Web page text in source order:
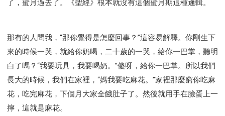
了，蜜月過去了。《聖經》根本就沒有這個蜜月期這種邏輯。
那有的人問我，“那你覺得是怎麼回事？”這容易解釋。你剛生下
來的時候一哭，就給你奶喝，二十歲的一哭，給你一巴掌，聽明
白了嗎？“我要玩具，我要喝奶。”傻呀，給你一巴掌。所以我們
長大的時候，我們在家裡，“媽我要吃麻花。”家裡那麼窮你吃麻
花，吃完麻花，下個月大家全餓肚子了。然後就用手在臉蛋上一
擰，這就是麻花。